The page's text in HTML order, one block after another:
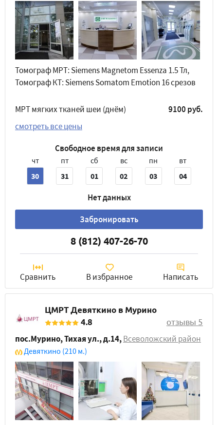
Томограф МРТ: Siemens Magnetom Essenza 1.5 Тл,
Томограф КТ: Siemens Somatom Emotion 16 срезов
МРТ мягких тканей шеи (днём)
9100 руб.
смотреть все цены
Свободное время для записи
чт
30
пт
31
сб
01
вс
02
пн
03
вт
04
Нет данных
Забронировать
8 (812) 407-26-70
Сравнить В избранное Написать
ЦМРТ Девяткино в Мурино
4.8
отзывы 5
пос.Мурино, Тихая ул., д.14,Всеволожский район
Девяткино (210 м.)